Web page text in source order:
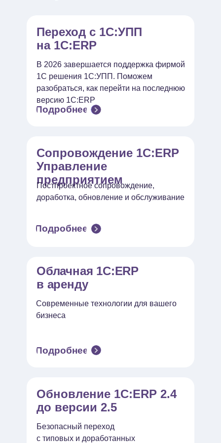
Подробнее
Сопровождение 1С:ERP
Управление
предприятием
Переход с 1С:УПП
на 1С:ERP
Постпроектное сопровождение,
доработка, обновление и обслуживание
В 2026 завершается поддержка фирмой
1С решения 1С:УПП. Поможем
разобраться, как перейти на последнюю
версию 1С:ERP
Подробнее
Безопасный переход
с типовых и доработанных
Обновление 1С:ERP 2.4
до версии 2.5
Современные технологии для вашего
бизнеса
Облачная 1С:ERP
в аренду
Подробнее